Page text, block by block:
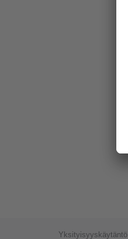
Yksityisyyskäytäntö